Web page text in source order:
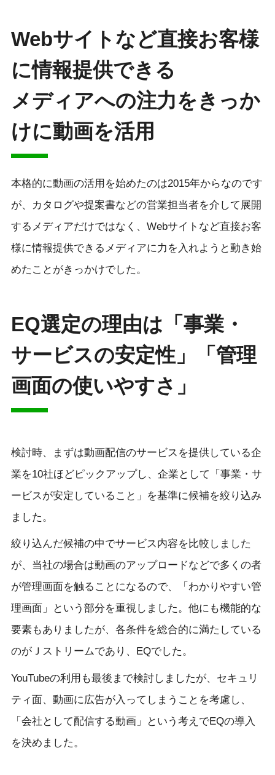
Webサイトなど直接お客様
に情報提供できる
メディアへの注力をきっか
けに動画を活用
本格的に動画の活用を始めたのは2015年からなのです
が、カタログや提案書などの営業担当者を介して展開
するメディアだけではなく、Webサイトなど直接お客
様に情報提供できるメディアに力を入れようと動き始
めたことがきっかけでした。
EQ選定の理由は「事業・
サービスの安定性」「管理
画面の使いやすさ」
検討時、まずは動画配信のサービスを提供している企
業を10社ほどピックアップし、企業として「事業・サ
ービスが安定していること」を基準に候補を絞り込み
ました。
絞り込んだ候補の中でサービス内容を比較しました
が、当社の場合は動画のアップロードなどで多くの者
が管理画面を触ることになるので、「わかりやすい管
理画面」という部分を重視しました。他にも機能的な
要素もありましたが、各条件を総合的に満たしている
のがＪストリームであり、EQでした。
YouTubeの利用も最後まで検討しましたが、セキュリ
ティ面、動画に広告が入ってしまうことを考慮し、
「会社として配信する動画」という考えでEQの導入
を決めました。